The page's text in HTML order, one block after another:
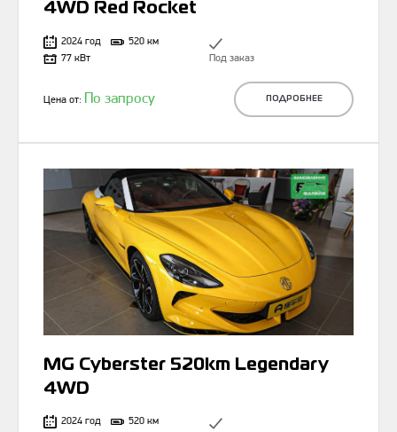
4WD Red Rocket
2024 год
520 км
77 кВт
Под заказ
Цена от: По запросу ПОДРОБНЕЕ
MG Cyberster 520km Legendary
4WD
2024 год
520 км